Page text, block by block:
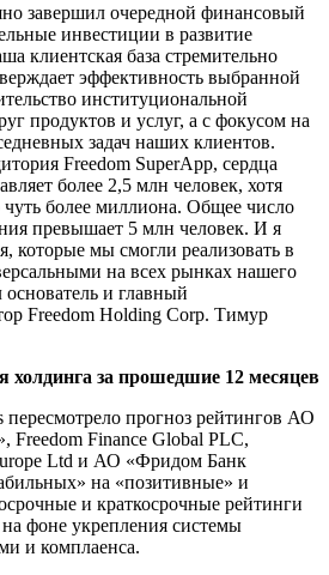
завершил очередной финансовый
инвестиции в развитие
клиентская база стремительно
эффективность выбранной
институциональной
продуктов и услуг, а с фокусом на
задач наших клиентов.
Freedom SuperApp, сердца
более 2,5 млн человек, хотя
чуть более миллиона. Общее число
превышает 5 млн человек. И я
которые мы смогли реализовать в
на всех рынках нашего
и главный
Freedom Holding Corp. Тимур
за прошедшие 12 месяцев
пересмотрело прогноз рейтингов АО
Finance Global PLC,
Ltd и АО «Фридом Банк
на «позитивные» и
и краткосрочные рейтинги
фоне укрепления системы
и комплаенса.